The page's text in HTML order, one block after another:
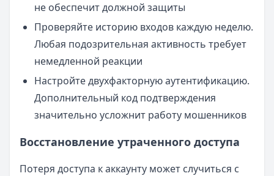
не обеспечит должной защиты
Проверяйте историю входов каждую неделю.
Любая подозрительная активность требует
немедленной реакции
Настройте двухфакторную аутентификацию.
Дополнительный код подтверждения
значительно усложнит работу мошенников
Восстановление утраченного доступа
Потеря доступа к аккаунту может случиться с